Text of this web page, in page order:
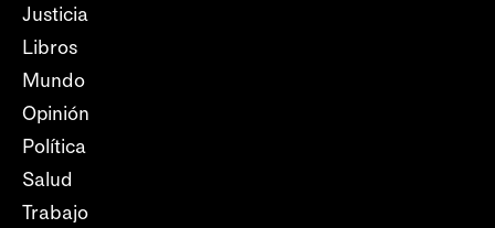
Justicia
Libros
Mundo
Opinión
Política
Salud
Trabajo